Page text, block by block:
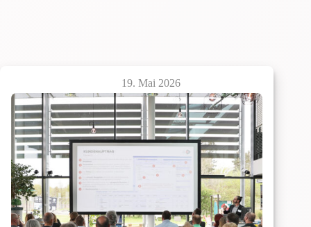
19. Mai 2026